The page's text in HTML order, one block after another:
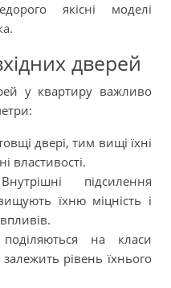
якісні моделі
дверей
у квартиру важливо
двері, тим вищі їхні
властивості.
підсилення
їхню міцність і
на класи
залежить рівень їхнього